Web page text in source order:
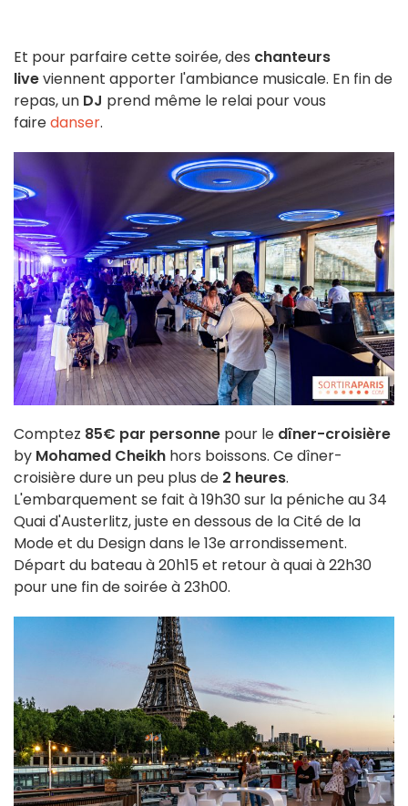
Et pour parfaire cette soirée, des chanteurs
liveviennent apporter l'ambiance musicale. En fin de
repas, un DJ prend même le relai pour vous
fairedanser.
Comptez 85€ par personne pour le dîner-croisière
by Mohamed Cheikh hors boissons. Ce dîner-
croisière dure un peu plus de 2 heures.
L'embarquement se fait à 19h30 sur la péniche au 34
Quai d'Austerlitz, juste en dessous de la Cité de la
Mode et du Design dans le 13e arrondissement.
Départ du bateau à 20h15 et retour à quai à 22h30
pour une fin de soirée à 23h00.